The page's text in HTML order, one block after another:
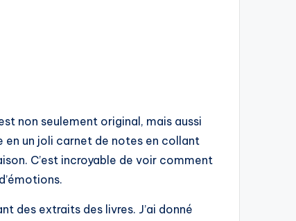
non seulement original, mais aussi
en un joli carnet de notes en collant
C’est incroyable de voir comment
des extraits des livres. J’ai donné